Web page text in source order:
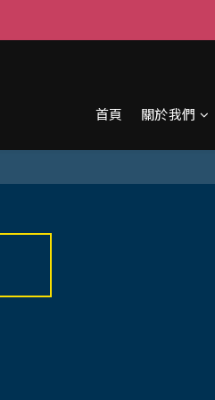
首頁 關於我們